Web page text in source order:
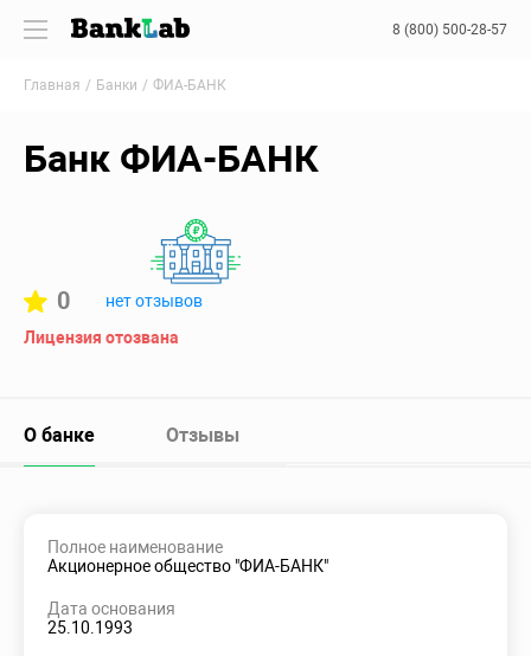
8 (800) 500-28-57
Главная Банки ФИА-БАНК
Банк ФИА-БАНК
0
нет отзывов
Лицензия отозвана
О банке Отзывы
Полное наименование
Акционерное общество "ФИА-БАНК"
Дата основания
25.10.1993